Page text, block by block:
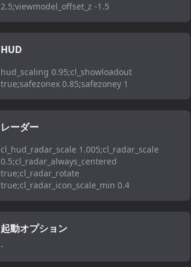
2.5;viewmodel_offset_z -1.5
HUD
hud_scaling 0.95;cl_showloadout
true;safezonex 0.85;safezoney 1
レーダー
cl_hud_radar_scale 1.005;cl_radar_scale
0.5;cl_radar_always_centered
true;cl_radar_rotate
true;cl_radar_icon_scale_min 0.4
起動オプション
-